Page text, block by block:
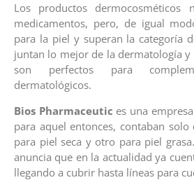
Los productos dermocosméticos
medicamentos, pero, de igual
para la piel y superan la categoría
juntan lo mejor de la dermatología y
son perfectos para
dermatológicos.
Bios Pharmaceutic es una
para aquel entonces, contaban
para piel seca y otro para piel
anuncia que en la actualidad ya
llegando a cubrir hasta líneas para